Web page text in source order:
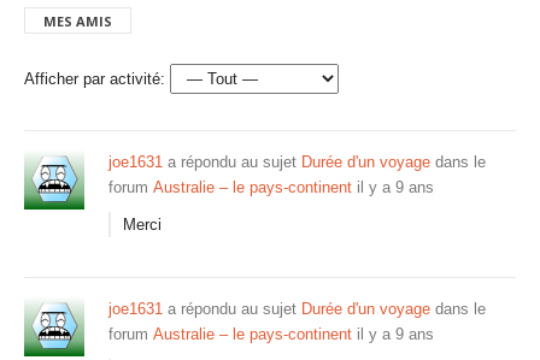
MES AMIS
Afficher par activité:
joe1631 a répondu au sujet Durée d'un voyage dans le
forum Australie – le pays-continent il y a 9 ans
Merci
joe1631 a répondu au sujet Durée d'un voyage dans le
forum Australie – le pays-continent il y a 9 ans